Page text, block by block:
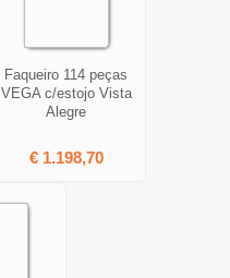
Faqueiro 114 peças
VEGA c/estojo Vista
Alegre
€ 1.198,70